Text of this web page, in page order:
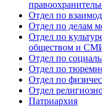
Отдел по
Отдел по делам
Отдел по
обществом и
Отдел по
Отдел по
Отдел по
Отдел
Патриархия